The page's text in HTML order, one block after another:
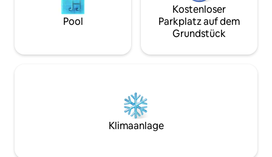
Pool
Kostenloser
Parkplatz auf dem
Grundstück
Klimaanlage